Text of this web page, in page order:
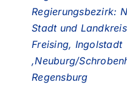
Regierungsbezirk:
Stadt und
Freising, Ingolstadt
,Neuburg/
Regensburg